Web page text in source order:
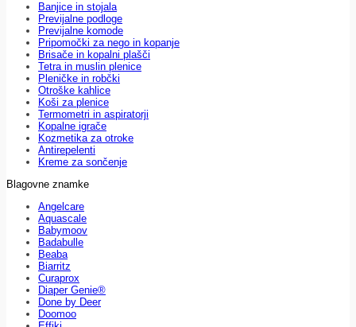
Banjice in stojala
Previjalne podloge
Previjalne komode
Pripomočki za nego in kopanje
Brisače in kopalni plašči
Tetra in muslin plenice
Pleničke in robčki
Otroške kahlice
Koši za plenice
Termometri in aspiratorji
Kopalne igrače
Kozmetika za otroke
Antirepelenti
Kreme za sončenje
Blagovne znamke
Angelcare
Aquascale
Babymoov
Badabulle
Beaba
Biarritz
Curaprox
Diaper Genie®
Done by Deer
Doomoo